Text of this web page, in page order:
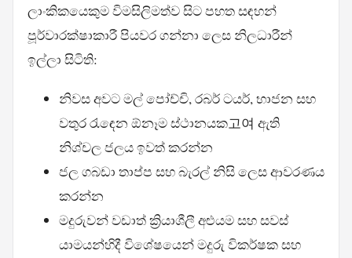
ලාංකිකයෙකුම විමසිලිමත්ව සිට පහත සඳහන්
පූර්වාරක්ෂාකාරී පියවර ගන්නා ලෙස නිලධාරීන්
ඉල්ලා සිටිති:
නිවස අවට මල් පෝච්චි, රබර් ටයර්, භාජන සහ
වතුර රැඳෙන ඕනෑම ස්ථානයක고여 ඇති
නිශ්චල ජලය ඉවත් කරන්න
ජල ගබඩා තාප්ප සහ බැරල් නිසි ලෙස ආවරණය
කරන්න
මදුරුවන් වඩාත් ක්‍රියාශීලී අළුයම සහ සවස්
යාමයන්හිදී විශේෂයෙන් මදුරු විකර්ෂක සහ